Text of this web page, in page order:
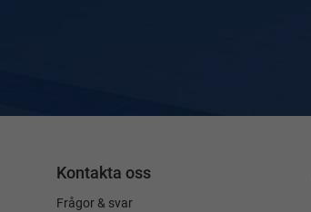
Kontakta oss
Frågor & svar